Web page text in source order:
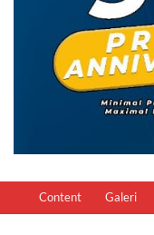
Content Galeri